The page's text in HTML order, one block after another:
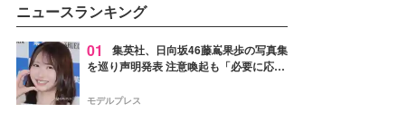
ニュースランキング
01
集英社、日向坂46藤嶌果歩の写真集
を巡り声明発表 注意喚起も「必要に応じ
モデルプレス